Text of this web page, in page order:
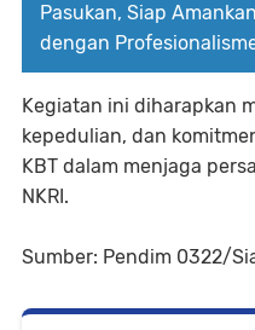
Pasukan, Siap
dengan
Kegiatan ini diharapkan
kepedulian, dan
KBT dalam menjaga
NKRI.
Sumber: Pendim 0322/